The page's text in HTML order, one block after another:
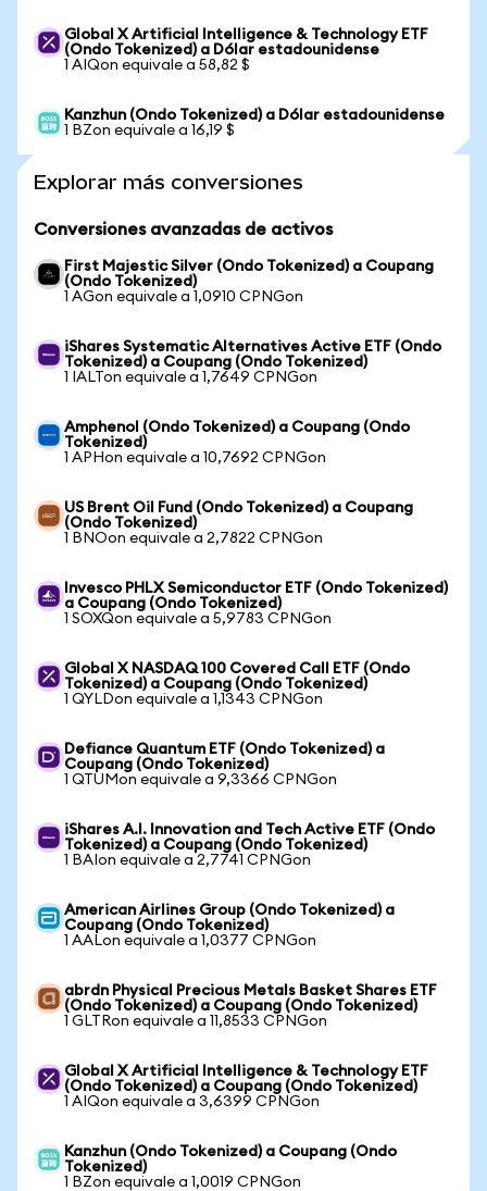
Global X Artificial Intelligence & Technology ETF
(Ondo Tokenized) a Dólar estadounidense
1 AIQon equivale a 58,82 $
Kanzhun (Ondo Tokenized) a Dólar estadounidense
1 BZon equivale a 16,19 $
Explorar más conversiones
Conversiones avanzadas de activos
First Majestic Silver (Ondo Tokenized) a Coupang
(Ondo Tokenized)
1 AGon equivale a 1,0910 CPNGon
iShares Systematic Alternatives Active ETF (Ondo
Tokenized) a Coupang (Ondo Tokenized)
1 IALTon equivale a 1,7649 CPNGon
Amphenol (Ondo Tokenized) a Coupang (Ondo
Tokenized)
1 APHon equivale a 10,7692 CPNGon
US Brent Oil Fund (Ondo Tokenized) a Coupang
(Ondo Tokenized)
1 BNOon equivale a 2,7822 CPNGon
Invesco PHLX Semiconductor ETF (Ondo Tokenized)
a Coupang (Ondo Tokenized)
1 SOXQon equivale a 5,9783 CPNGon
Global X NASDAQ 100 Covered Call ETF (Ondo
Tokenized) a Coupang (Ondo Tokenized)
1 QYLDon equivale a 1,1343 CPNGon
Defiance Quantum ETF (Ondo Tokenized) a
Coupang (Ondo Tokenized)
1 QTUMon equivale a 9,3366 CPNGon
iShares A.I. Innovation and Tech Active ETF (Ondo
Tokenized) a Coupang (Ondo Tokenized)
1 BAIon equivale a 2,7741 CPNGon
American Airlines Group (Ondo Tokenized) a
Coupang (Ondo Tokenized)
1 AALon equivale a 1,0377 CPNGon
abrdn Physical Precious Metals Basket Shares ETF
(Ondo Tokenized) a Coupang (Ondo Tokenized)
1 GLTRon equivale a 11,8533 CPNGon
Global X Artificial Intelligence & Technology ETF
(Ondo Tokenized) a Coupang (Ondo Tokenized)
1 AIQon equivale a 3,6399 CPNGon
Kanzhun (Ondo Tokenized) a Coupang (Ondo
Tokenized)
1 BZon equivale a 1,0019 CPNGon